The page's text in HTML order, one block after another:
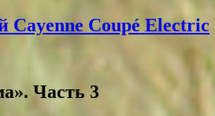
Cayenne Coupé Electric
Часть 3